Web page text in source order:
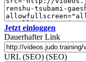
Jetzt einloggen
Dauerhafter Link
URL (SEO) (SEO)